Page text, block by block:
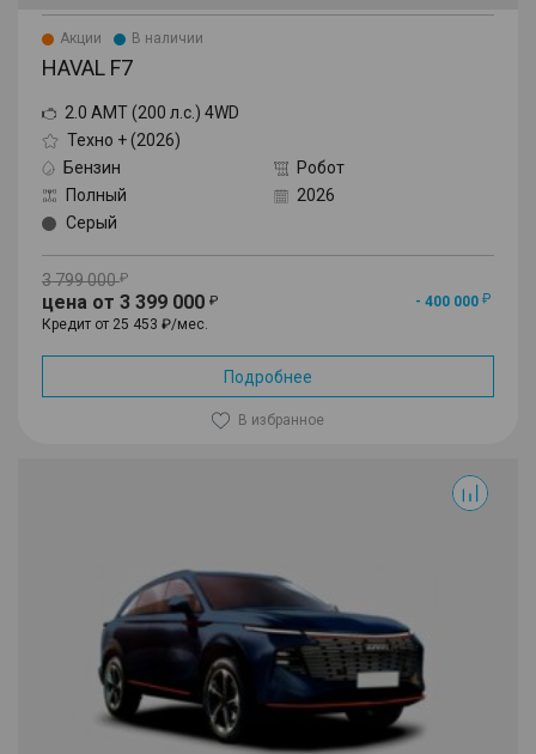
Акции В наличии
HAVAL F7
2.0 AMT (200 л.с.) 4WD
Техно + (2026)
Бензин
Робот
Полный
2026
Серый
3 799 000
цена от 3 399 000
- 400 000
Кредит от 25 453 ₽/мес.
Подробнее
В избранное